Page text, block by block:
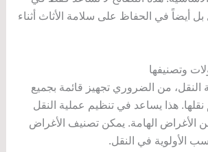
أيضاً في الحفاظ على سلامة الأثاث أثناء
وتصنيفها
النقل، من الضروري تجهيز قائمة بجميع
نقلها. هذا يساعد في تنظيم عملية النقل
الأغراض الهامة. يمكن تصنيف الأغراض
الأولوية في النقل.